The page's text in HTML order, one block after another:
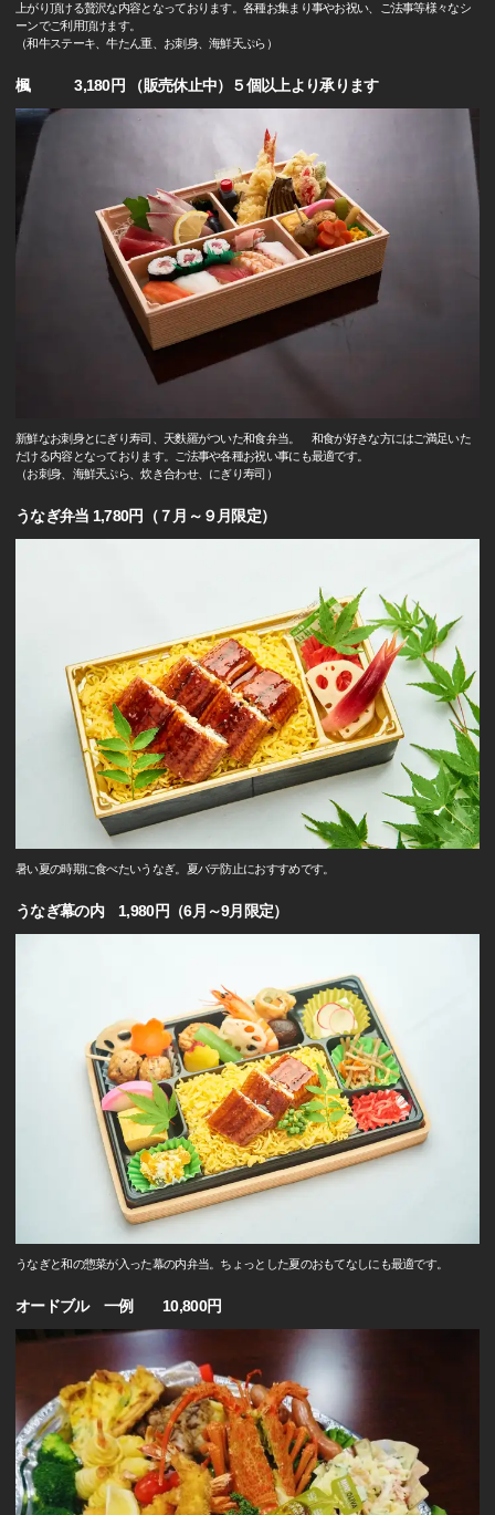
上がり頂ける贅沢な内容となっております。各種お集まり事やお祝い、ご法事等様々なシ
ーンでご利用頂けます。
（和牛ステーキ、牛たん重、お刺身、海鮮天ぷら）
楓 3,180円 （販売休止中）５個以上より承ります
新鮮なお刺身とにぎり寿司、天麩羅がついた和食弁当。 和食が好きな方にはご満足いた
だける内容となっております。ご法事や各種お祝い事にも最適です。
（お刺身、海鮮天ぷら、炊き合わせ、にぎり寿司）
うなぎ弁当 1,780円（７月～９月限定）
暑い夏の時期に食べたいうなぎ。夏バテ防止におすすめです。
うなぎ幕の内 1,980円（6月～9月限定）
うなぎと和の惣菜が入った幕の内弁当。ちょっとした夏のおもてなしにも最適です。
オードブル 一例 10,800円